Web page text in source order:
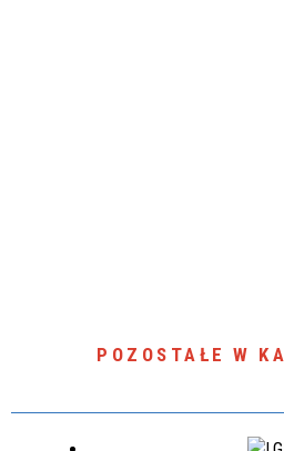
POZOSTAŁE W